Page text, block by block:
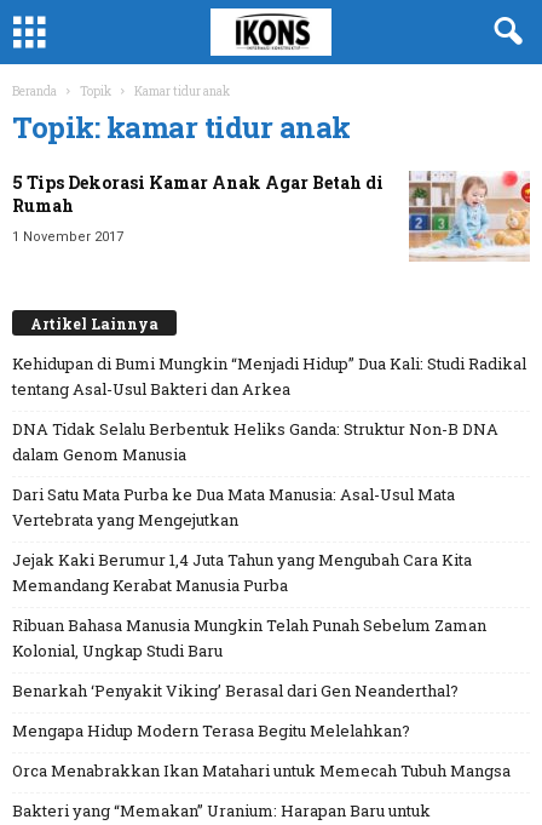
Beranda Topik Kamar tidur anak
Topik: kamar tidur anak
5 Tips Dekorasi Kamar Anak Agar Betah di
Rumah
1 November 2017
Artikel Lainnya
Kehidupan di Bumi Mungkin “Menjadi Hidup” Dua Kali: Studi Radikal
tentang Asal-Usul Bakteri dan Arkea
DNA Tidak Selalu Berbentuk Heliks Ganda: Struktur Non-B DNA
dalam Genom Manusia
Dari Satu Mata Purba ke Dua Mata Manusia: Asal-Usul Mata
Vertebrata yang Mengejutkan
Jejak Kaki Berumur 1,4 Juta Tahun yang Mengubah Cara Kita
Memandang Kerabat Manusia Purba
Ribuan Bahasa Manusia Mungkin Telah Punah Sebelum Zaman
Kolonial, Ungkap Studi Baru
Benarkah ‘Penyakit Viking’ Berasal dari Gen Neanderthal?
Mengapa Hidup Modern Terasa Begitu Melelahkan?
Orca Menabrakkan Ikan Matahari untuk Memecah Tubuh Mangsa
Bakteri yang “Memakan” Uranium: Harapan Baru untuk